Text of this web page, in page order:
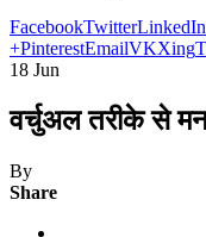
FacebookTwitterLinkedIn
+PinterestEmailVKXing
18 Jun
वर्चुअल तरीके से
By
Share